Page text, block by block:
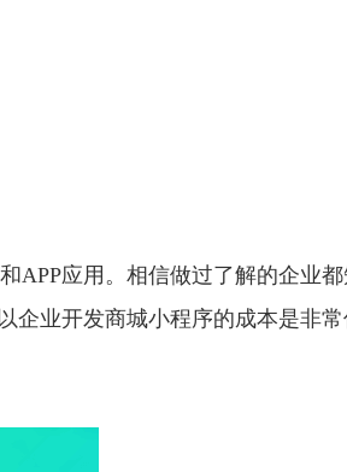
APP应用。相信做过了解的企业
企业开发商城小程序的成本是非常